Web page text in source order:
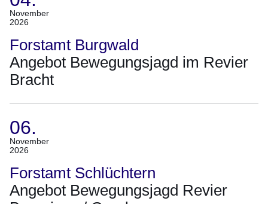
November
2026
(Termin:
04.
November
Forstamt Burgwald
Angebot Bewegungsjagd im Revier
Bracht
06.
November
2026
(Termin:
06.
November
Forstamt Schlüchtern
Angebot Bewegungsjagd Revier